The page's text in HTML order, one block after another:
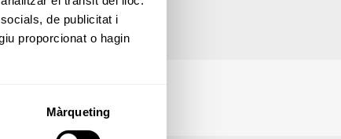
de publicitat i
proporcionat o hagin
Màrqueting